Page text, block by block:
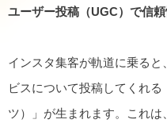
ユーザー投稿（UGC）で信
インスタ集客が軌道に乗る
ビスについて投稿してくれ
ツ）」が生まれます。これ